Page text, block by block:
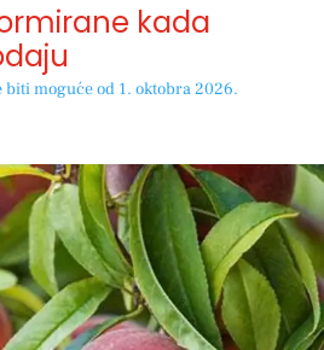
kada
biti moguće od 1. oktobra 2026.